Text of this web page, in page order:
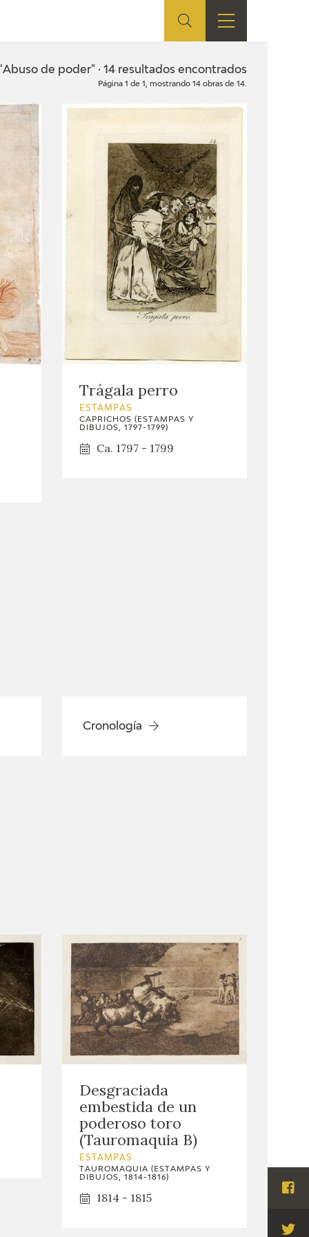
TIENDA EDUCA
FICHAS ARASAAC
de poder" · 14 resultados encontrados
Página 1 de 1, mostrando 14 obras de 14.
Trágala perro
ESTAMPAS
CAPRICHOS (ESTAMPAS Y
DIBUJOS, 1797-1799)
Ca. 1797 - 1799
Cronología
Desgraciada
embestida de un
poderoso toro
(Tauromaquia B)
ESTAMPAS
TAUROMAQUIA (ESTAMPAS Y
DIBUJOS, 1814-1816)
1814 - 1815